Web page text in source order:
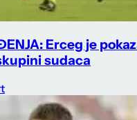
Erceg je
sudaca